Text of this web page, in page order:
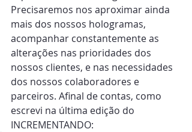
Precisaremos nos aproximar ainda
mais dos nossos hologramas,
acompanhar constantemente as
alterações nas prioridades dos
nossos clientes, e nas necessidades
dos nossos colaboradores e
parceiros. Afinal de contas, como
escrevi na última edição do
INCREMENTANDO: